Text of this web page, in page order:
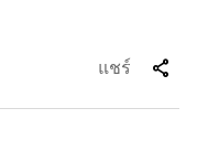
แชร์ share